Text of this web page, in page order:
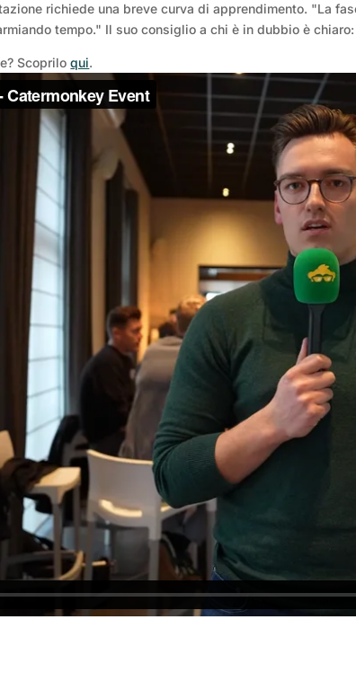
richiede una breve curva di apprendimento. "La
tempo." Il suo consiglio a chi è in dubbio è
Scopriloqui.